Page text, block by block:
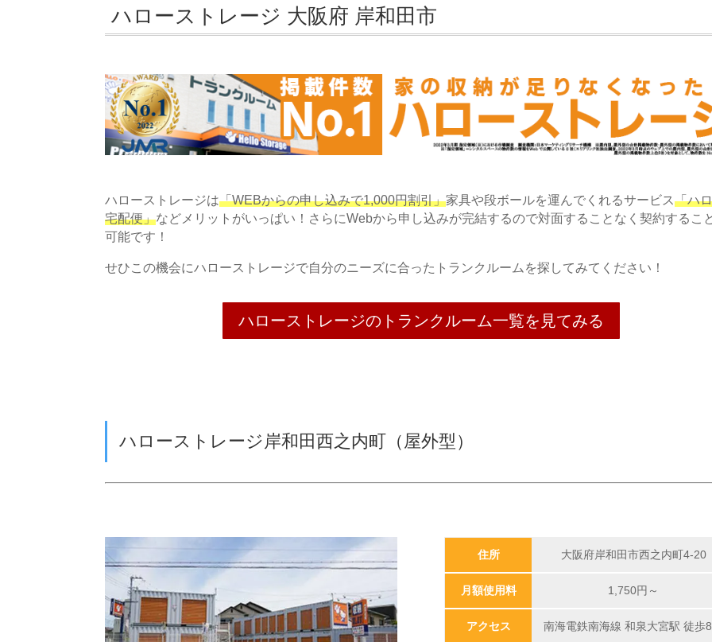
ハローストレージ 大阪府 岸和田市
ハローストレージは「WEBからの申し込みで1,000円割引」家具や段ボールを運んでくれるサービス「ハ
宅配便」などメリットがいっぱい！さらにWebから申し込みが完結するので対面することなく契約するこ
可能です！
せひこの機会にハローストレージで自分のニーズに合ったトランクルームを探してみてください！
ハローストレージのトランクルーム一覧を見てみる
ハローストレージ岸和田西之内町（屋外型）
住所 大阪府岸和田市西之内町4-20
月額使用料 1,750円～
アクセス 南海電鉄南海線 和泉大宮駅 徒歩